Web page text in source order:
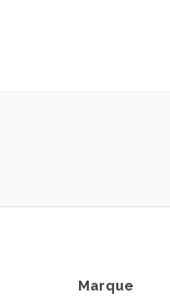
Marque